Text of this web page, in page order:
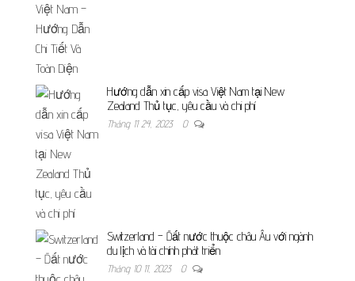
Hướng dẫn xin cấp visa Việt Nam tại New
Zealand Thủ tục, yêu cầu và chi phí
Tháng 11 24, 2023 0
Switzerland – Đất nước thuộc châu Âu với ngành
du lịch và tài chính phát triển
Tháng 10 11, 2023 0